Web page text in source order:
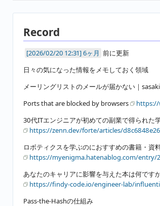
Record
6ヶ月 前に更新
日々の気になった情報をメモしておく領域
メーリングリストのメールが届かない｜
Ports that are blocked by browsers
https://
30代ITエンジニアが初めての副業で得られた
https://zenn.dev/forte/articles/
ロボティクスを学ぶのにおすすめの書籍・資
https://myenigma.hatenablog.com/entry/
あなたのキャリアに影響を与えた本は何です
https://findy-code.io/engineer-lab/
Pass-the-Hashの仕組み